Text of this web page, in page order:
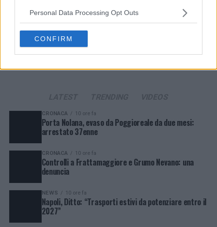
possono non richiedere il tuo consenso, ma hai il diritto di
opporti a tale trattamento. Le tue preferenze si
applicheranno solo a questo sito web. Puoi modificare le tue
preferenze in qualsiasi momento ritornando su questo sito o
consultando la nostrainformativa sulla riservatezza.
Personal Data Processing Opt Outs
CONFIRM
CRONACA 10 ore fa
Porta Nolana, evaso da Poggioreale da due mesi:
arrestato 37enne
CRONACA 10 ore fa
Controlli a Frattamaggiore e Grumo Nevano: una
denuncia
NEWS 10 ore fa
Napoli, Ditto: “Trasporti estivi da potenziare entro il
2027”